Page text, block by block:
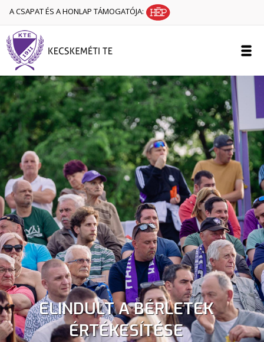
A CSAPAT ÉS A HONLAP TÁMOGATÓJA:
ELINDULT A BÉRLETEK
ÉRTÉKESÍTÉSE